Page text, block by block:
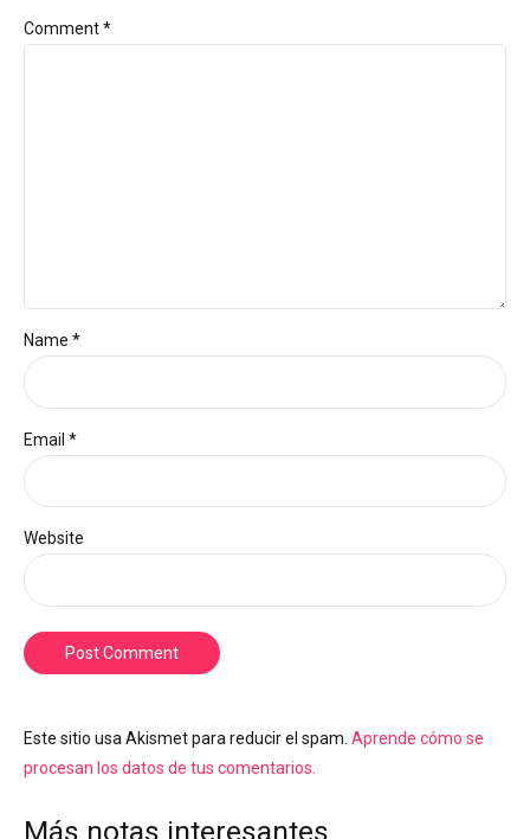
Comment*
Name *
Email *
Website
Post Comment
Este sitio usa Akismet para reducir el spam. Aprende cómo se
procesan los datos de tus comentarios.
Más notas interesantes